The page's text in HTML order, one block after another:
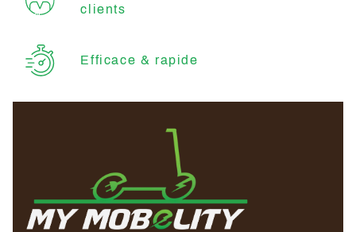
clients
Efficace & rapide